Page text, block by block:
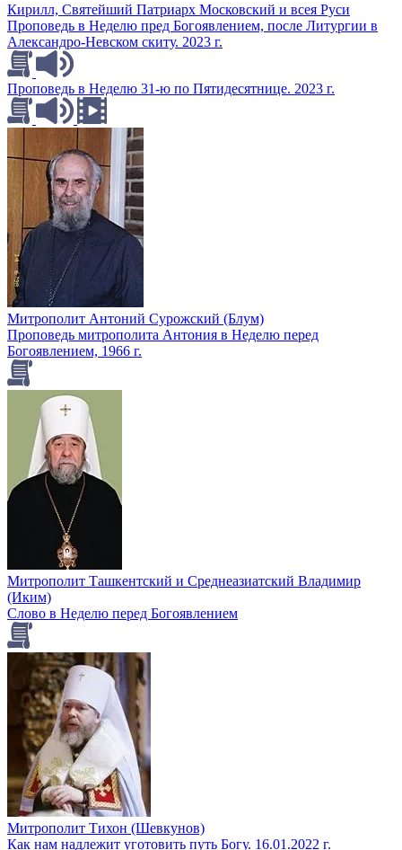
Кирилл, Святейший Патриарх Московский и всея Руси
Проповедь в Неделю пред Богоявлением, после Литургии в
Александро-Невском скиту. 2023 г.
Проповедь в Неделю 31-ю по Пятидесятнице. 2023 г.
Митрополит Антоний Сурожский (Блум)
Проповедь митрополита Антония в Неделю перед
Богоявлением, 1966 г.
Митрополит Ташкентский и Среднеазиатский Владимир
(Иким)
Слово в Неделю перед Богоявлением
Митрополит Тихон (Шевкунов)
Как нам надлежит уготовить путь Богу. 16.01.2022 г.